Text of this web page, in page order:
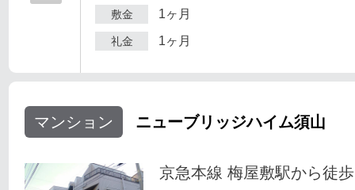
敷金 1ヶ月
礼金 1ヶ月
マンション ニューブリッジハイム須山
京急本線 梅屋敷駅から徒